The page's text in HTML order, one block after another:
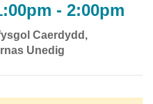
- 2:00pm
Caerdydd,
Unedig